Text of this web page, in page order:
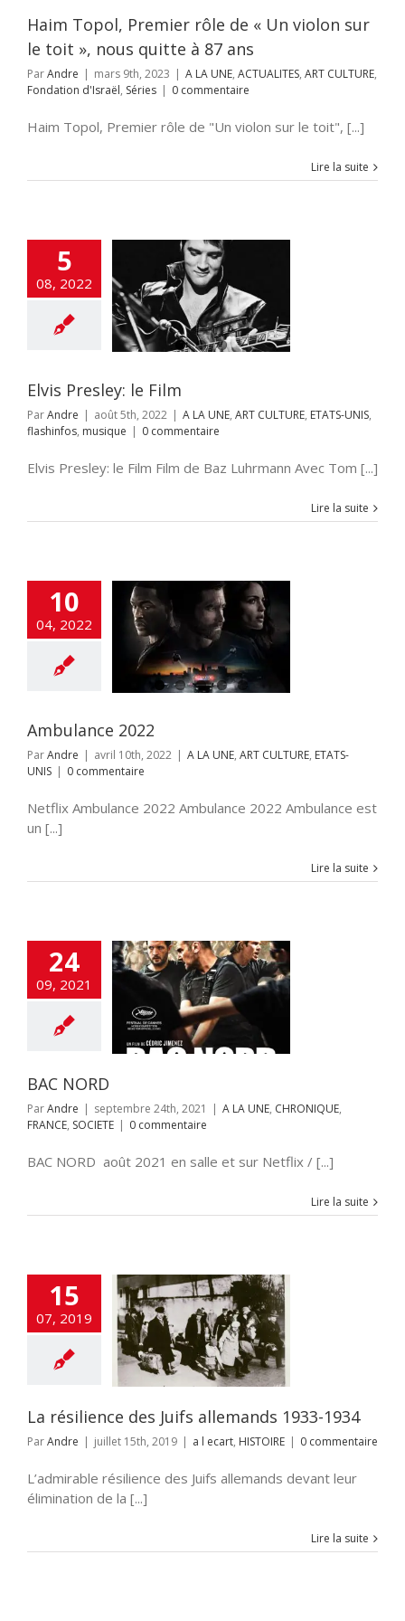
Haim Topol, Premier rôle de « Un violon sur
le toit », nous quitte à 87 ans
ParAndre | mars 9th, 2023 | A LA UNE, ACTUALITES, ART CULTURE,
Fondation d'Israël, Séries | 0 commentaire
Haim Topol, Premier rôle de "Un violon sur le toit", [...]
Lire la suite
5
08, 2022
le Film
flashinfos
Elvis Presley: le Film
ParAndre | août 5th, 2022 | A LA UNE, ART CULTURE, ETATS-UNIS,
flashinfos, musique | 0 commentaire
Elvis Presley: le Film Film de Baz Luhrmann Avec Tom [...]
Lire la suite
10
04, 2022
2022
ART CULTURE
Ambulance 2022
ParAndre | avril 10th, 2022 | A LA UNE, ART CULTURE, ETATS-
UNIS | 0 commentaire
Netflix Ambulance 2022 Ambulance 2022 Ambulance est
un [...]
Lire la suite
24
09, 2021
NORD
CHRONIQUE
SOCIETE
BAC NORD
ParAndre | septembre 24th, 2021 | A LA UNE, CHRONIQUE,
FRANCE, SOCIETE | 0 commentaire
BAC NORD août 2021 en salle et sur Netflix / [...]
Lire la suite
15
07, 2019
des Juifs
1933-1934
HISTOIRE
La résilience des Juifs allemands 1933-1934
ParAndre | juillet 15th, 2019 | a l ecart, HISTOIRE | 0 commentaire
L’admirable résilience des Juifs allemands devant leur
élimination de la [...]
Lire la suite